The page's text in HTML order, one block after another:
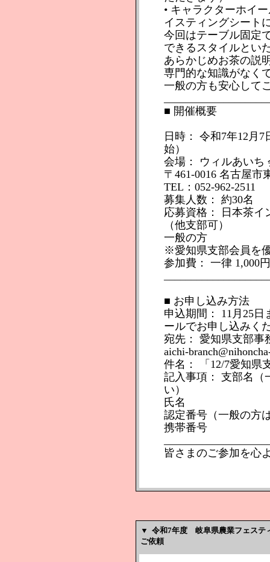
• キャラクターホイ
イスティングシート
今回はテーブル固定
できるスタイルとい
あらかじめお茶の説
専門的な知識がなく
一般の方も安心して
■ 開催概要
日時： 令和7年12月7
始）
会場： ウィルあいち
〒461-0016 名古屋市
TEL：052-962-2511
募集人数： 約30名
応募資格： 日本茶イ
（他支部可）
一般の方
※愛知県支部会員を
参加費： 一律 1,000
■ お申し込み方法
申込期間： 11月25
ールでお申し込みく
宛先： 愛知県支部事
aichi-
件名： 「12/7愛知県
記入事項： 支部名（
い）
氏名
認定番号（一般の方
携帯番号
皆さまのご参加を心
▼ 令和7年度 岐阜県農業フェステ
ご依頼